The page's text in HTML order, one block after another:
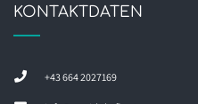
KONTAKTDATEN
+43 664 2027169